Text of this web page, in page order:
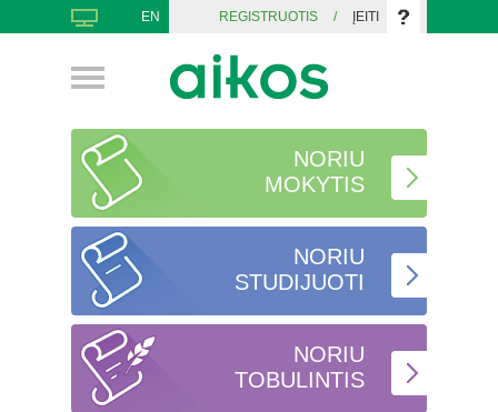
EN REGISTRUOTIS / ĮEITI
NORIU
MOKYTIS
NORIU
STUDIJUOTI
NORIU
TOBULINTIS